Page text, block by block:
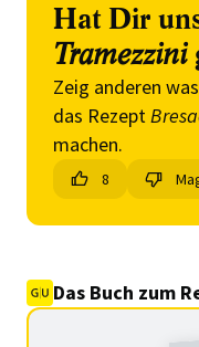
Hat Dir
Tramezzini
Zeig anderen
das Rezept
machen.
8
Das Buch zum